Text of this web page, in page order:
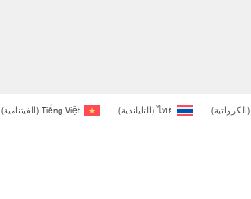
(الكرواتية)
ไทย
(التايلندية)
Tiếng Việt
(الفيتنامية)